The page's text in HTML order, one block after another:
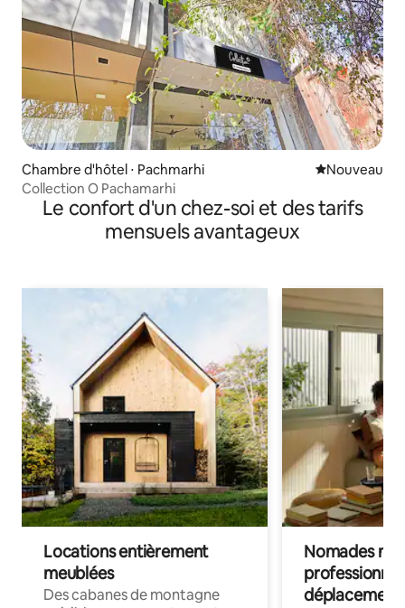
Chambre d'hôtel ⋅ Pachmarhi Nouvel
Nouveau
Collection O Pachamarhi
Le confort d'un chez-soi et des tarifs
mensuels avantageux
Locations entièrement
meublées
Des cabanes de montagne
Nomades
déplacement